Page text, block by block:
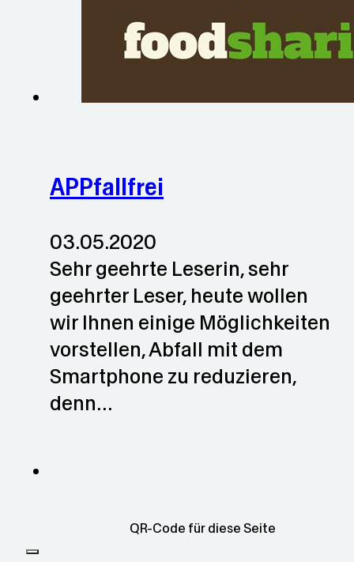
APPfallfrei
03.05.2020
Sehr geehrte Leserin, sehr
geehrter Leser, heute wollen
wir Ihnen einige Möglichkeiten
vorstellen, Abfall mit dem
Smartphone zu reduzieren,
denn…
QR-Code für diese Seite